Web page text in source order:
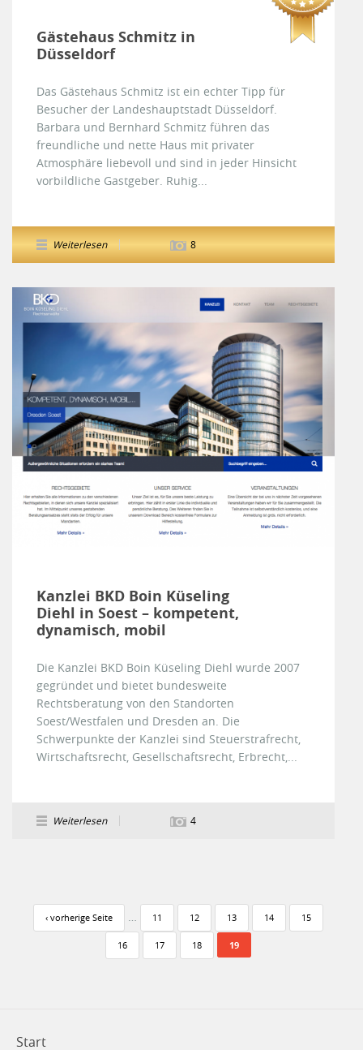
Gästehaus Schmitz in
Düsseldorf
Das Gästehaus Schmitz ist ein echter Tipp für
Besucher der Landeshauptstadt Düsseldorf.
Barbara und Bernhard Schmitz führen das
freundliche und nette Haus mit privater
Atmosphäre liebevoll und sind in jeder Hinsicht
vorbildliche Gastgeber. Ruhig...
Weiterlesen 8
Kanzlei BKD Boin Küseling
Diehl in Soest – kompetent,
dynamisch, mobil
Die Kanzlei BKD Boin Küseling Diehl wurde 2007
gegründet und bietet bundesweite
Rechtsberatung von den Standorten
Soest/Westfalen und Dresden an. Die
Schwerpunkte der Kanzlei sind Steuerstrafrecht,
Wirtschaftsrecht, Gesellschaftsrecht, Erbrecht,...
Weiterlesen 4
‹ vorherige Seite … 11 12 13 14 15
16 17 18 19
Start